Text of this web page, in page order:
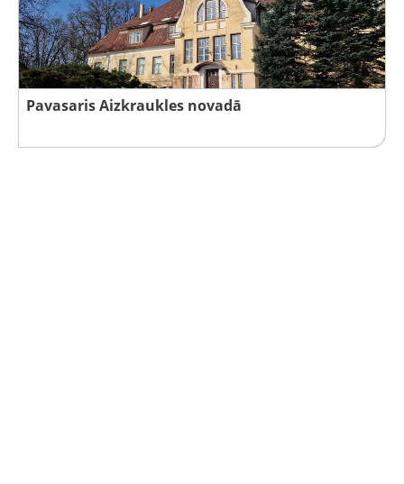
Pavasaris Aizkraukles novadā